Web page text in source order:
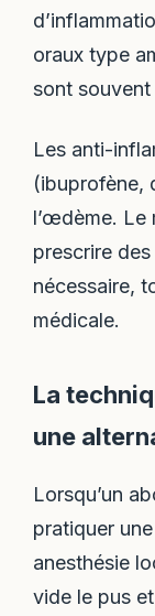
oraux type
sont souvent
Les anti-
(ibuprofène,
l’œdème. Le
prescrire
nécessaire,
médicale.
La
une
Lorsqu’un
pratiquer une
anesthésie
vide le pus